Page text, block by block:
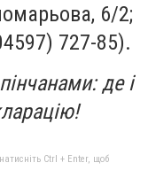
6/2;
727-85).
де і
Ctrl + Enter, щоб